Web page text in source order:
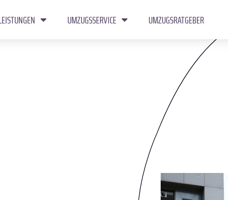
UMZUGSSERVICE UMZUGSRATGEBER